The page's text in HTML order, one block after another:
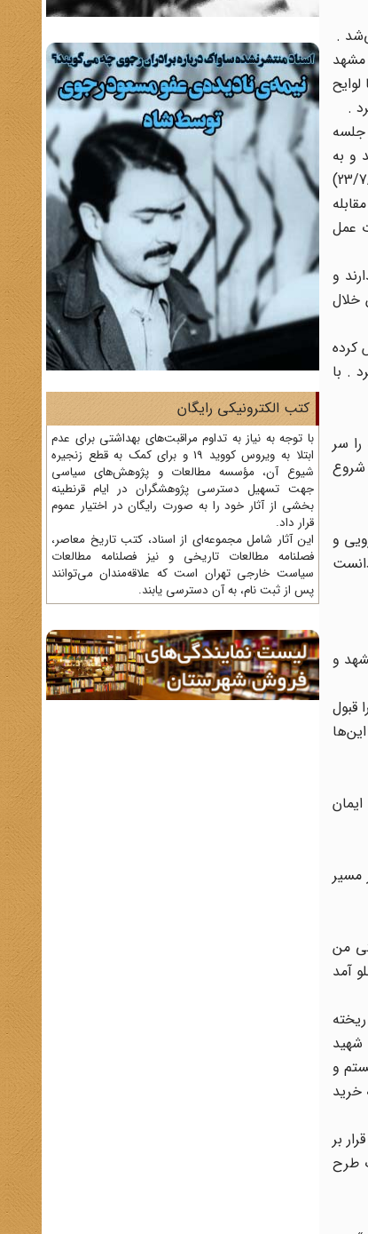
مشهد
.
عبدالکریم هاشمی ‌نژاد فرزند سید حسن در شب اخیر (22-19/4/42) در جلسه
و به
جریان انتخابات آزاد شدیداً حمله می‌نماید . چون گفتن این گونه مطالب در وضع موجود بر خلاف مصالح مملکت بود ، لذا در شب (23/7/42)
عمل
و
خلال
کرده
کرد . با
را سر
شروع
و
و
قبول
مسیر
من
آمد
شهید
و
خرید
بر
طرح
کتب الکترونیکی رایگان
با توجه به نیاز به تداوم مراقبت‌های بهداشتی برای عدم
ابتلا به ویروس کووید 19 و برای کمک به قطع زنجیره
شیوع آن، مؤسسه مطالعات و پژوهش‌های سیاسی
جهت تسهیل دسترسی پژوهشگران در ایام قرنطینه
بخشی از آثار خود را به صورت رایگان در اختیار عموم
قرار داد.
این آثار شامل مجموعه‌ای از اسناد، کتب تاریخ معاصر،
فصلنامه‌ مطالعات تاریخی و نیز فصلنامه مطالعات
سیاست خارجی تهران است که علاقه‌مندان می‌توانند
پس از ثبت نام، به آن دسترسی یابند.